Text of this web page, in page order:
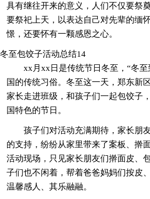
具有继往开来的意义，人们不仅要祭
要祭祀上天，以表达自己对先辈的缅
憬，还要怀有一颗感恩之心。
冬至包饺子活动总结14
xx月xx日是传统节日冬至，“冬至
国的传统习俗。冬至这一天，郑东新
家长走进班级，和孩子们一起包饺子
国特色的节日。
孩子们对活动充满期待，家长朋
的支持，纷纷从家里带来了案板、擀
活动现场，只见家长朋友们擀面皮、
子们也不闲着，帮着爸爸妈妈们按
温馨感人、其乐融融。